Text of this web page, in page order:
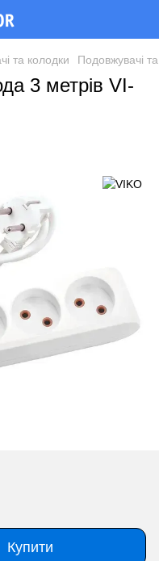
та колодки Подовжувачі
3 метрів VI-
Купити